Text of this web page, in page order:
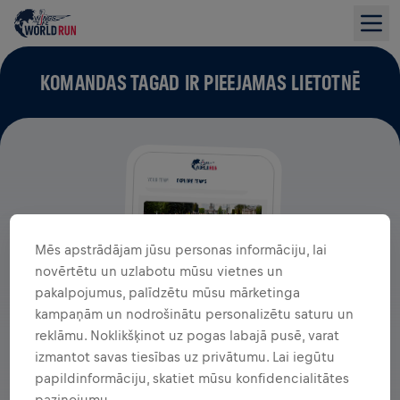
KOMANDAS TAGAD IR PIEEJAMAS LIETOTNĒ
Mēs apstrādājam jūsu personas informāciju, lai
novērtētu un uzlabotu mūsu vietnes un
pakalpojumus, palīdzētu mūsu mārketinga
kampaņām un nodrošinātu personalizētu saturu un
reklāmu. Noklikšķinot uz pogas labajā pusē, varat
izmantot savas tiesības uz privātumu. Lai iegūtu
papildinformāciju, skatiet mūsu konfidencialitātes